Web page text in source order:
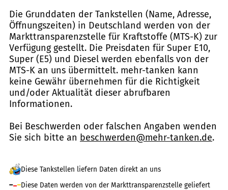
Die Grunddaten der Tankstellen (Name, Adresse,
Öffnungszeiten) in Deutschland werden von der
Markttransparenzstelle für Kraftstoffe (MTS-K) zur
Verfügung gestellt. Die Preisdaten für Super E10,
Super (E5) und Diesel werden ebenfalls von der
MTS-K an uns übermittelt. mehr-tanken kann
keine Gewähr übernehmen für die Richtigkeit
und/oder Aktualität dieser abrufbaren
Informationen.
Bei Beschwerden oder falschen Angaben wenden
Sie sich bitte an beschwerden@mehr-tanken.de.
Diese Tankstellen liefern Daten direkt an uns
Diese Daten werden von der Markttransparenzstelle geliefert